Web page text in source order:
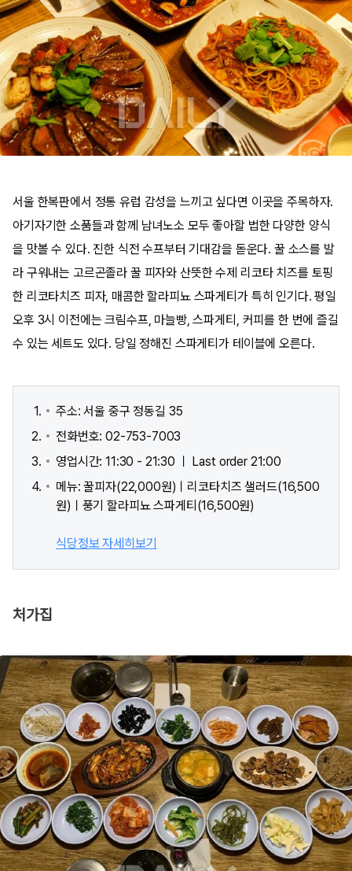
서울 한복판에서 정통 유럽 감성을 느끼고 싶다면 이곳을 주목하자.
아기자기한 소품들과 함께 남녀노소 모두 좋아할 법한 다양한 양식
을 맛볼 수 있다. 진한 식전 수프부터 기대감을 돋운다. 꿀 소스를 발
라 구워내는 고르곤졸라 꿀 피자와 산뜻한 수제 리코타 치즈를 토핑
한 리코타치즈 피자, 매콤한 할라피뇨 스파게티가 특히 인기다. 평일
오후 3시 이전에는 크림수프, 마늘빵, 스파게티, 커피를 한 번에 즐길
수 있는 세트도 있다. 당일 정해진 스파게티가 테이블에 오른다.
주소: 서울 중구 정동길 35
전화번호: 02-753-7003
영업시간: 11:30 - 21:30 ㅣ Last order 21:00
메뉴: 꿀피자(22,000원)ㅣ리코타치즈 샐러드(16,500
원)ㅣ풍기 할라피뇨 스파게티(16,500원)
식당정보 자세히보기
처가집